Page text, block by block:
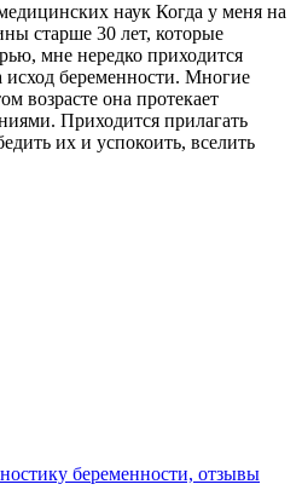
наук Когда у меня на
старше 30 лет, которые
мне нередко приходится
исход беременности. Многие
возрасте она протекает
Приходится прилагать
их и успокоить, вселить
беременности, отзывы